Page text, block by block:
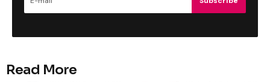
Read More